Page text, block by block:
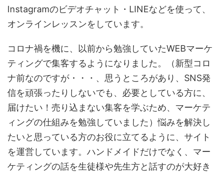
Instagramのビデオチャット・LINEなどを使って、
オンラインレッスンをしています。
コロナ禍を機に、以前から勉強していたWEBマーケ
ティングで集客するようになりました。（新型コロ
ナ前なのですが・・・、思うところがあり、SNS発
信を頑張ったりしないでも、必要としている方に、
届けたい！売り込まない集客を学ぶため、マーケテ
ィングの仕組みを勉強していました）悩みを解決し
たいと思っている方のお役に立てるように、サイト
を運営しています。ハンドメイドだけでなく、マー
ケティングの話を生徒様や先生方と話すのが大好き